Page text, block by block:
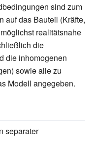
sind zum
auf das Bauteil (Kräfte,
realitätsnahe
die
die inhomogenen
sowie alle zu
Modell angegeben.
separater